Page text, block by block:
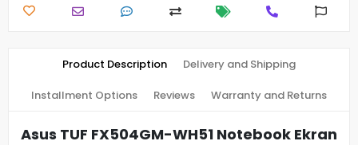
Product Description Delivery and Shipping
Installment Options Reviews Warranty and Returns
Asus TUF FX504GM-WH51 Notebook Ekran